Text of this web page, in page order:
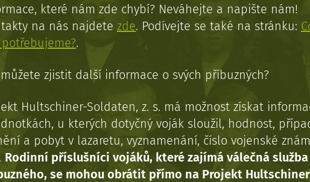
které nám zde chybí? Neváhejte a napište nám!
na nás najdete zde. Podívejte se také na stránku:
.
můžete zjistit další informace o svých příbuzných?
Hultschiner-Soldaten, z. s. má možnost získat
u kterých dotyčný voják sloužil, hodnost,
a pobyt v lazaretu, vyznamenání, číslo vojenské
Rodinní příslušníci vojáků, které zajímá válečná
se mohou obrátit přímo na Projekt